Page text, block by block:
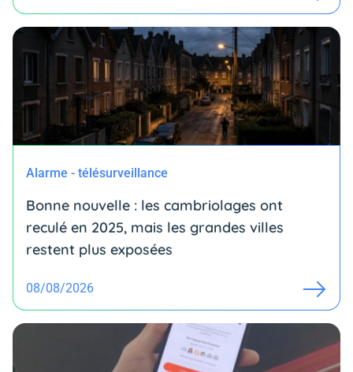
Alarme - télésurveillance
Bonne nouvelle : les cambriolages ont
reculé en 2025, mais les grandes villes
restent plus exposées
08/08/2026